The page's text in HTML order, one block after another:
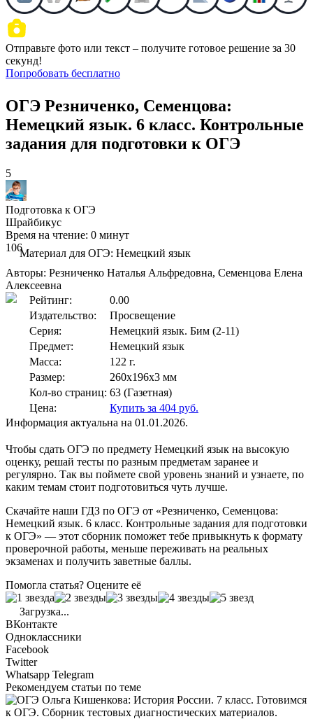
Отправьте фото или текст – получите готовое решение за 30
секунд!
Попробовать бесплатно
ОГЭ Резниченко, Семенцова:
Немецкий язык. 6 класс. Контрольные
задания для подготовки к ОГЭ
5
Подготовка к ОГЭ
Шрайбикус
Время на чтение: 0 минут
106Материал для ОГЭ: Немецкий язык
Авторы: Резниченко Наталья Альфредовна, Семенцова Елена
Алексеевна
Рейтинг:
0.00
Издательство:
Просвещение
Серия:
Немецкий язык. Бим (2-11)
Предмет:
Немецкий язык
Масса:
122 г.
Размер:
260x196x3 мм
Кол-во страниц: 63 (Газетная)
Цена:
Купить за 404 руб.
Информация актуальна на 01.01.2026.
Чтобы сдать ОГЭ по предмету Немецкий язык на высокую
оценку, решай тесты по разным предметам заранее и
регулярно. Так вы поймете свой уровень знаний и узнаете, по
каким темам стоит подготовиться чуть лучше.
Скачайте наши ГДЗ по ОГЭ от «Резниченко, Семенцова:
Немецкий язык. 6 класс. Контрольные задания для подготовки
к ОГЭ» — этот сборник поможет тебе привыкнуть к формату
проверочной работы, меньше переживать на реальных
экзаменах и получить заветные баллы.
Помогла статья? Оцените её
Загрузка...
ВКонтакте
Одноклассники
Facebook
Twitter
Whatsapp Telegram
Рекомендуем статьи по теме